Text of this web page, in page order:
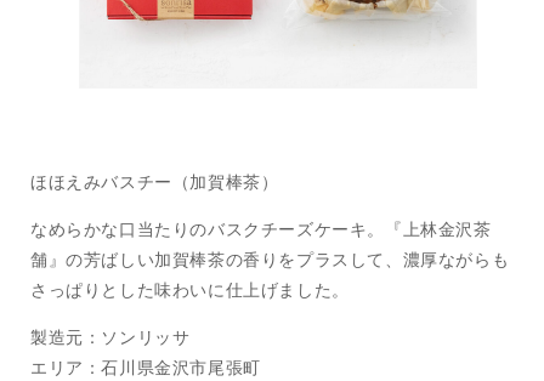
ほほえみバスチー（加賀棒茶）
なめらかな口当たりのバスクチーズケーキ。『上林金沢茶
舗』の芳ばしい加賀棒茶の香りをプラスして、濃厚ながらも
さっぱりとした味わいに仕上げました。
製造元：ソンリッサ
エリア：石川県金沢市尾張町